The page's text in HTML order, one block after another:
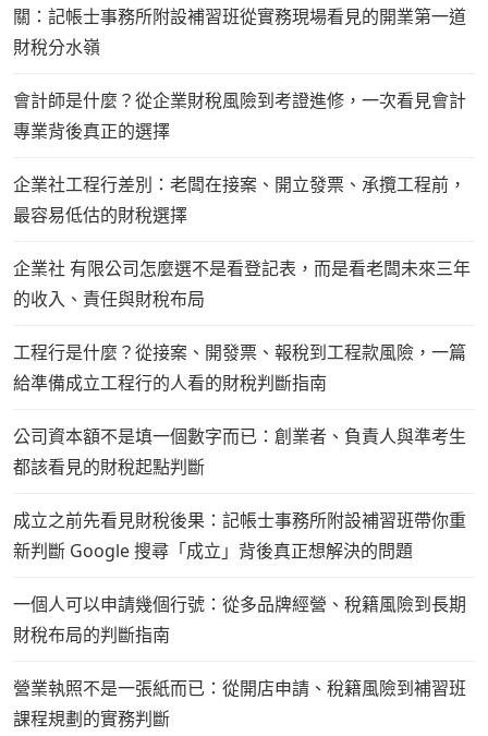
關：記帳士事務所附設補習班從實務現場看見的開業第一道
財稅分水嶺
會計師是什麼？從企業財稅風險到考證進修，一次看見會計
專業背後真正的選擇
企業社工程行差別：老闆在接案、開立發票、承攬工程前，
最容易低估的財稅選擇
企業社 有限公司怎麼選不是看登記表，而是看老闆未來三年
的收入、責任與財稅布局
工程行是什麼？從接案、開發票、報稅到工程款風險，一篇
給準備成立工程行的人看的財稅判斷指南
公司資本額不是填一個數字而已：創業者、負責人與準考生
都該看見的財稅起點判斷
成立之前先看見財稅後果：記帳士事務所附設補習班帶你重
新判斷 Google 搜尋「成立」背後真正想解決的問題
一個人可以申請幾個行號：從多品牌經營、稅籍風險到長期
財稅布局的判斷指南
營業執照不是一張紙而已：從開店申請、稅籍風險到補習班
課程規劃的實務判斷